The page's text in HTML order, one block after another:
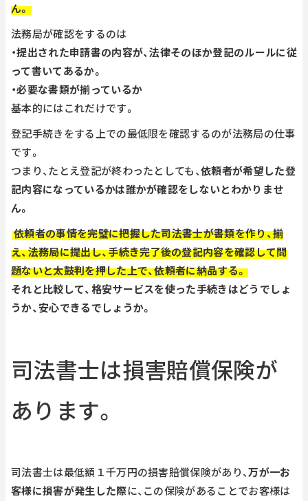
ん。
法務局が確認をするのは
・提出された申請書の内容が、法律そのほか登記のルールに従
って書いてあるか。
・必要な書類が揃っているか
基本的にはこれだけです。
登記手続きをする上での最低限を確認するのが法務局の仕事
です。
つまり、たとえ登記が終わったとしても、依頼者が希望した登
記内容になっているかは誰かが確認をしないとわかりませ
ん。
依頼者の事情を完璧に把握した司法書士が書類を作り、揃
え、法務局に提出し、手続き完了後の登記内容を確認して問
題ないと太鼓判を押した上で、依頼者に納品する。
それと比較して、格安サービスを使った手続きはどうでしょ
うか、安心できるでしょうか。
司法書士は損害賠償保険が
あります。
司法書士は最低額１千万円の損害賠償保険があり、万が一お
客様に損害が発生した際に、この保険があることでお客様は